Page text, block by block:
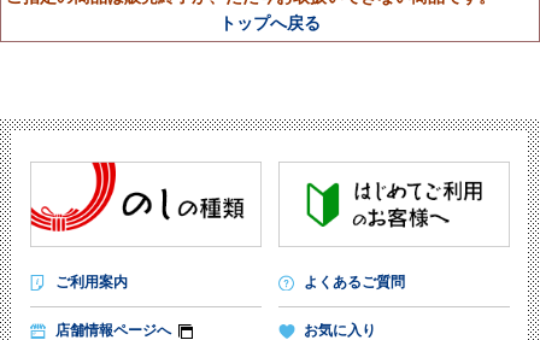
トップへ戻る
ご利用案内 よくあるご質問
店舗情報ページへ お気に入り